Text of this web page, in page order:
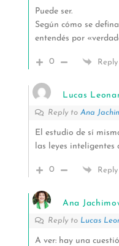
Puede ser.
Según cómo se
entendés por
0 Reply
Lucas
Reply to Ana
El estudio de sí
las leyes inteligentes
0 Reply
Ana
Reply to Lucas
A ver: hay una